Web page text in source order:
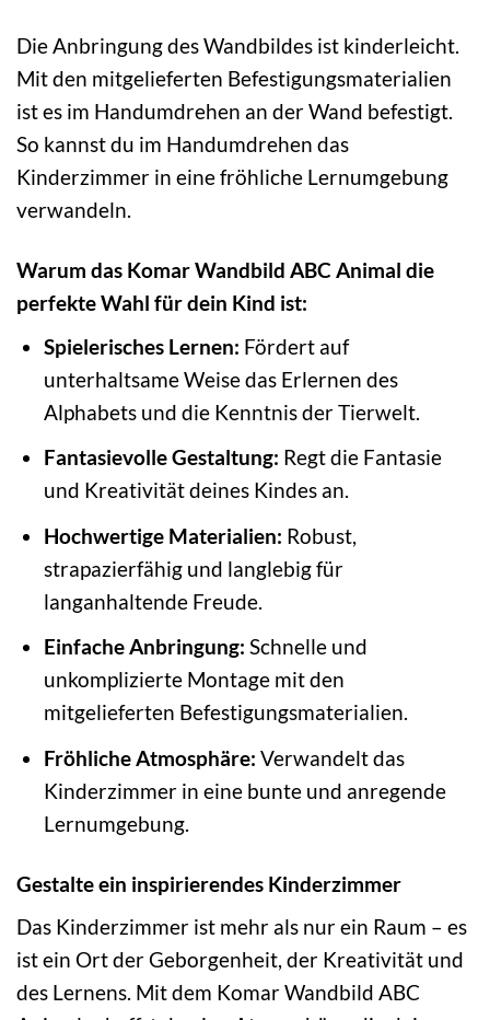
Die Anbringung des Wandbildes ist kinderleicht.
Mit den mitgelieferten Befestigungsmaterialien
ist es im Handumdrehen an der Wand befestigt.
So kannst du im Handumdrehen das
Kinderzimmer in eine fröhliche Lernumgebung
verwandeln.
Warum das Komar Wandbild ABC Animal die
perfekte Wahl für dein Kind ist:
Spielerisches Lernen: Fördert auf
unterhaltsame Weise das Erlernen des
Alphabets und die Kenntnis der Tierwelt.
Fantasievolle Gestaltung: Regt die Fantasie
und Kreativität deines Kindes an.
Hochwertige Materialien: Robust,
strapazierfähig und langlebig für
langanhaltende Freude.
Einfache Anbringung: Schnelle und
unkomplizierte Montage mit den
mitgelieferten Befestigungsmaterialien.
Fröhliche Atmosphäre: Verwandelt das
Kinderzimmer in eine bunte und anregende
Lernumgebung.
Gestalte ein inspirierendes Kinderzimmer
Das Kinderzimmer ist mehr als nur ein Raum – es
ist ein Ort der Geborgenheit, der Kreativität und
des Lernens. Mit dem Komar Wandbild ABC